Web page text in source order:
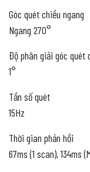
Góc quét chiều ngang
Ngang 270°
Độ phân giải góc quét
1°
Tần số quét
15Hz
Thời gian phản hồi
67ms (1 scan), 134ms